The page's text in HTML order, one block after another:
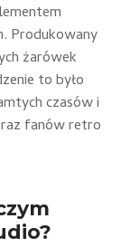
Produkowany
żarówek
to było
czasów i
fanów retro